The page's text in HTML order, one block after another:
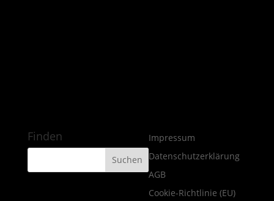
Finden
Impressum
Datenschutzerklärung
AGB
Cookie-Richtlinie (EU)